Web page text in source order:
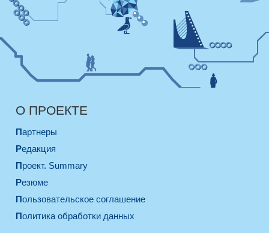
О ПРОЕКТЕ
Партнеры
Редакция
Проект. Summary
Резюме
Пользовательское соглашение
Политика обработки данных